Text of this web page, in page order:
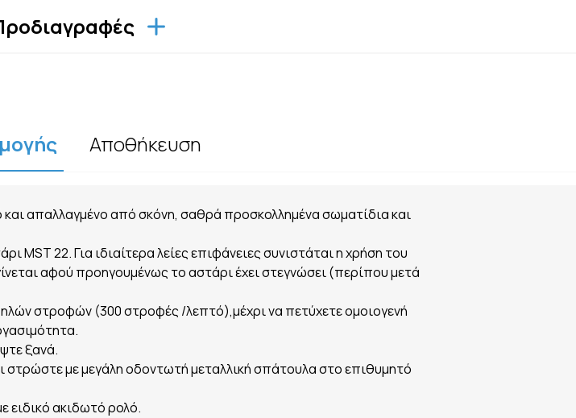
Αποθήκευση
απαλλαγμένο από σκόνη, σαθρά προσκολλημένα σωματίδια και
22. Για ιδιαίτερα λείες επιφάνειες συνιστάται η χρήση του
αφού προηγουμένως το αστάρι έχει στεγνώσει (περίπου μετά
στροφών (300 στροφές /λεπτό),μέχρι να πετύχετε ομοιογενή
ξανά.
στρώστε με μεγάλη οδοντωτή μεταλλική σπάτουλα στο επιθυμητό
ειδικό ακιδωτό ρολό.